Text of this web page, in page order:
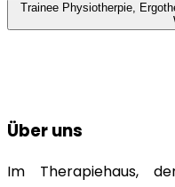
Trainee Physiotherpie,
Über uns
Im Therapiehaus,